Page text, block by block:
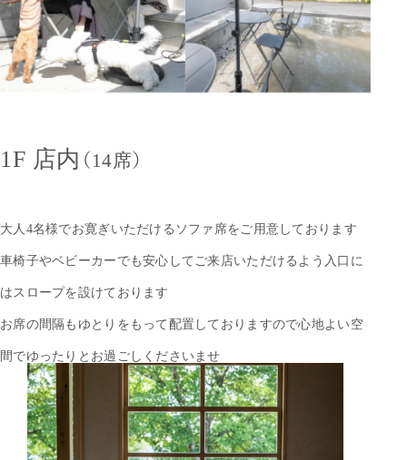
1F 店内 （14席）
大人4名様でお寛ぎいただけるソファ席をご用意しております
車椅子やベビーカーでも安心してご来店いただけるよう 入口に
はスロープを設けております
お席の間隔もゆとりをもって配置しておりますので心地よい空
間でゆったりとお過ごしくださいませ